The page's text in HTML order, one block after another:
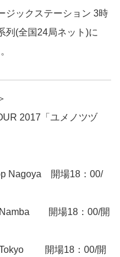
ジックステーション 3時
列(全国24局ネット)に
2017「ユメノツヅ
Nagoya 開場18：00/
Namba 開場18：00/開
Tokyo 開場18：00/開